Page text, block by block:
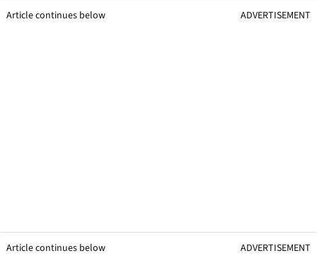
Article continues below ADVERTISEMENT
Article continues below ADVERTISEMENT